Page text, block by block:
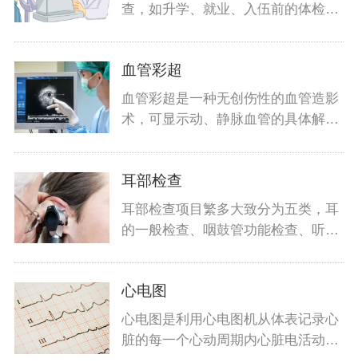
查，如升学、就业、入伍前的体检，
血管彩超
血管彩超是一种无创伤性的血管造影
术，可显示动、静脉血管的具体解剖
耳部检查
耳部检查项目繁多大致分为五类，耳
的一般检查、咽鼓管功能检查、听功
心电图
心电图是利用心电图机从体表记录心
脏的每一个心动周期内心脏电活动变